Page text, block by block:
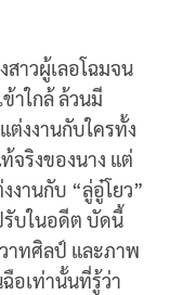
าวผู้เลอโฉมจน
าใกล้ ล้วนมี
งงานกับใครทั้ง
จริงของนาง แต่
งานกับ “ลู่อู๋โยว”
รับในอดีต บัดนี้
าทศิลป์ และภาพ
อเท่านั้นที่รู้ว่า